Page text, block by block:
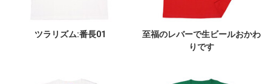
ツラリズム:番長01
至福のレバーで生ビールおかわ
りです